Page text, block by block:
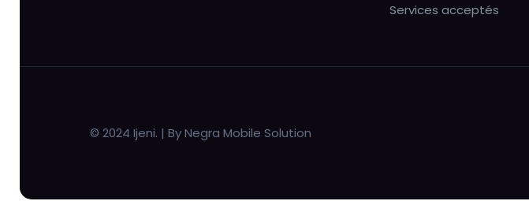
Services acceptés
© 2024 Ijeni. | By Negra Mobile Solution